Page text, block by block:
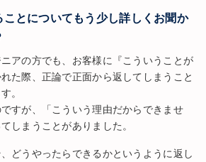
ことについてもう少し詳しくお聞か
アの方でも、お客様に『こういうことが
た際、正論で正面から返してしまうこと
。
すが、「こういう理由だからできませ
しまうことがありました。
どうやったらできるかというように返し